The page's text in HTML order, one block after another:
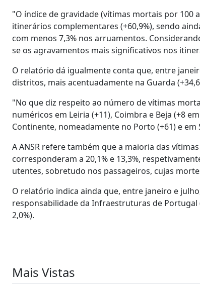
"O índice de gravidade (vítimas mortais por 100
itinerários complementares (+60,9%), sendo
com menos 7,3% nos arruamentos.
se os agravamentos mais significativos nos
O relatório dá igualmente conta que, entre
distritos, mais acentuadamente na Guarda
"No que diz respeito ao número de vítimas
numéricos em Leiria (+11), Coimbra e Beja (+8
Continente, nomeadamente no Porto (+61) e
A ANSR refere também que a maioria das
corresponderam a 20,1% e 13,3%,
utentes, sobretudo nos passageiros, cujas
O relatório indica ainda que, entre janeiro e
responsabilidade da Infraestruturas de Portugal
2,0%).
Mais Vistas